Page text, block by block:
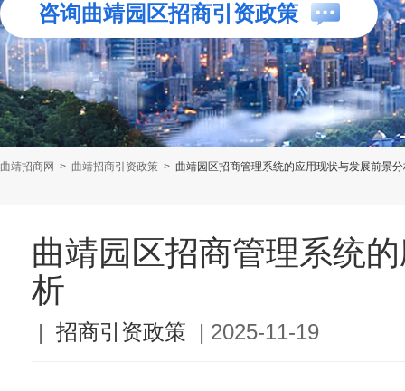
咨询曲靖园区招商引资政策
曲靖招商网 > 曲靖招商引资政策 > 曲靖园区招商管理系统的应用现状与发展前景
曲靖园区招商管理系统
析
| 招商引资政策 | 2025-11-19